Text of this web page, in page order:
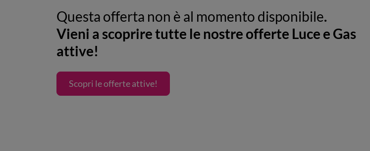
Questa offerta non è al momento disponibile.
Vieni a scoprire tutte le nostre offerte Luce e Gas
attive!
Scopri le offerte attive!